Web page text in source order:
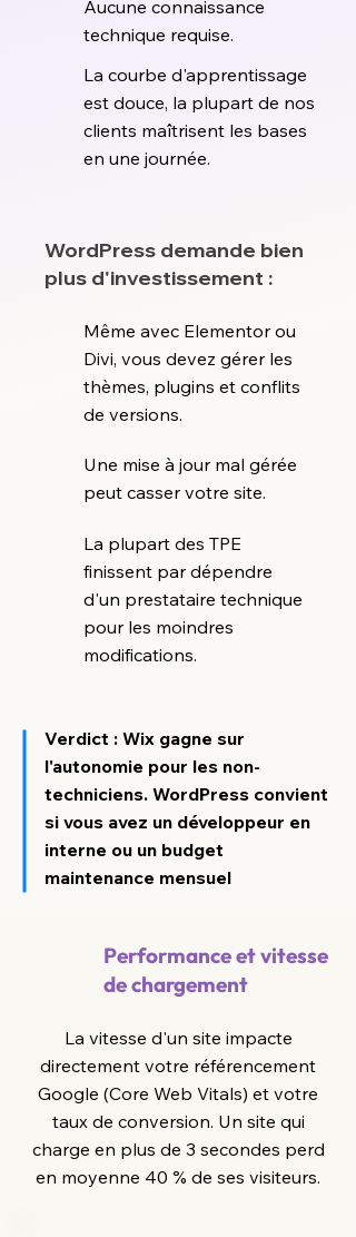
Aucune connaissance
technique requise.
La courbe d'apprentissage
est douce, la plupart de nos
clients maîtrisent les bases
en une journée.
WordPress demande bien
plus d'investissement :
Même avec Elementor ou
Divi, vous devez gérer les
thèmes, plugins et conflits
de versions.
Une mise à jour mal gérée
peut casser votre site.
La plupart des TPE
finissent par dépendre
d'un prestataire technique
pour les moindres
modifications.
Verdict : Wix gagne sur
l'autonomie pour les non-
techniciens. WordPress convient
si vous avez un développeur en
interne ou un budget
maintenance mensuel
Performance et vitesse
de chargement
La vitesse d'un site impacte
directement votre référencement
Google (Core Web Vitals) et votre
taux de conversion. Un site qui
charge en plus de 3 secondes perd
en moyenne 40 % de ses visiteurs.